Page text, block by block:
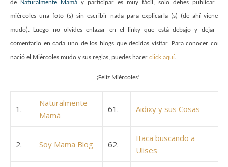
de Naturalmente Mamá y participar es muy fácil, solo debes publicar los
miércoles una foto (s) sin escribir nada para explicarla (s) (de ahí viene lo
mudo). Luego no olvides enlazar en el linky que está debajo y dejar un
comentario en cada uno de los blogs que decidas visitar. Para conocer como
nació el Miércoles mudo y sus reglas, puedes hacer click aquí.
¡Feliz Miércoles!
1.
Naturalmente
Mamá
61. Aidixy y sus Cosas
2. Soy Mama Blog 62.
Itaca buscando a
Ulises